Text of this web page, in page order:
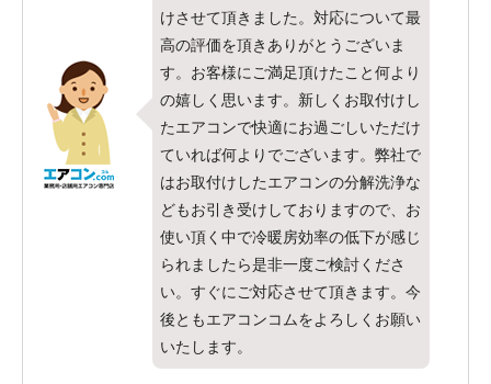
けさせて頂きました。対応について最
高の評価を頂きありがとうございま
す。お客様にご満足頂けたこと何より
の嬉しく思います。新しくお取付けし
たエアコンで快適にお過ごしいただけ
ていれば何よりでございます。弊社で
はお取付けしたエアコンの分解洗浄な
どもお引き受けしておりますので、お
使い頂く中で冷暖房効率の低下が感じ
られましたら是非一度ご検討くださ
い。すぐにご対応させて頂きます。今
後ともエアコンコムをよろしくお願い
いたします。